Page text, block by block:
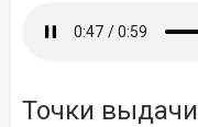
Точки выдачи